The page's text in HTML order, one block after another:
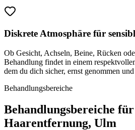
Diskrete Atmosphäre für
Ob Gesicht, Achseln, Beine, Rücken
Behandlung findet in einem
dem du dich sicher, ernst genommen
Behandlungsbereiche
Behandlungsbereiche
Haarentfernung, Ulm